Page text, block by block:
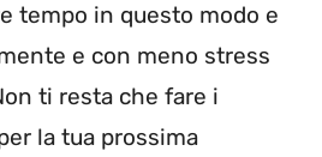
tempo in questo modo e
e con meno stress
ti resta che fare i
la tua prossima